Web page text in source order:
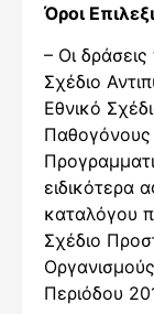
Όροι
– Οι
Σχέδιο
Εθνικό
Παθογόνους
ειδικότερα
καταλόγου
Σχέδιο
Περιόδου